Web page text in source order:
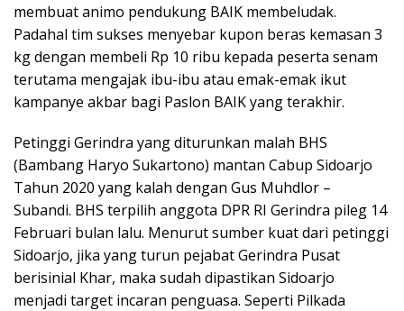
membuat animo pendukung BAIK membeludak.
Padahal tim sukses menyebar kupon beras kemasan 3
kg dengan membeli Rp 10 ribu kepada peserta senam
terutama mengajak ibu-ibu atau emak-emak ikut
kampanye akbar bagi Paslon BAIK yang terakhir.
Petinggi Gerindra yang diturunkan malah BHS
(Bambang Haryo Sukartono) mantan Cabup Sidoarjo
Tahun 2020 yang kalah dengan Gus Muhdlor –
Subandi. BHS terpilih anggota DPR RI Gerindra pileg 14
Februari bulan lalu. Menurut sumber kuat dari petinggi
Sidoarjo, jika yang turun pejabat Gerindra Pusat
berisinial Khar, maka sudah dipastikan Sidoarjo
menjadi target incaran penguasa. Seperti Pilkada